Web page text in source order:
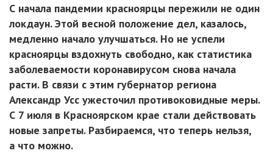
С начала пандемии красноярцы пережили не один
локдаун. Этой весной положение дел, казалось,
медленно начало улучшаться. Но не успели
красноярцы вздохнуть свободно, как статистика
заболеваемости коронавирусом снова начала
расти. В связи с этим губернатор региона
Александр Усс ужесточил противоковидные меры.
С 7 июля в Красноярском крае стали действовать
новые запреты. Разбираемся, что теперь нельзя,
а что можно.